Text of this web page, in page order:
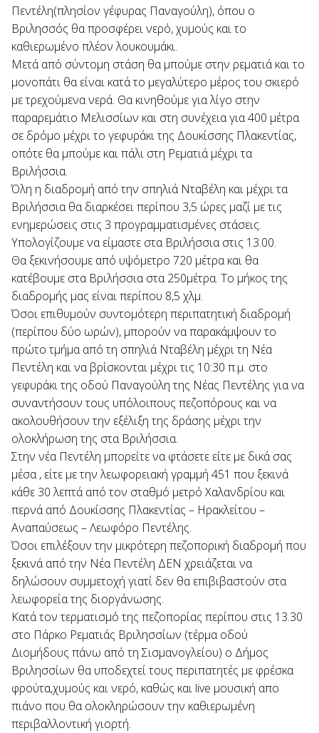
Πεντέλη(πλησίον γέφυρας Παναγούλη), όπου ο
Βριλησσός θα προσφέρει νερό, χυμούς και το
καθιερωμένο πλέον λουκουμάκι.
Μετά από σύντομη στάση θα μπούμε στην ρεματιά και το
μονοπάτι θα είναι κατά το μεγαλύτερο μέρος του σκιερό
με τρεχούμενα νερά. Θα κινηθούμε για λίγο στην
παραρεμάτιο Μελισσίων και στη συνέχεια για 400 μέτρα
σε δρόμο μέχρι το γεφυράκι της Δουκίσσης Πλακεντίας,
οπότε θα μπούμε και πάλι στη Ρεματιά μέχρι τα
Βριλήσσια.
Όλη η διαδρομή από την σπηλιά Νταβέλη και μέχρι τα
Βριλήσσια θα διαρκέσει περίπου 3,5 ώρες μαζί με τις
ενημερώσεις στις 3 προγραμματισμένες στάσεις.
Υπολογίζουμε να είμαστε στα Βριλήσσια στις 13.00.
Θα ξεκινήσουμε από υψόμετρο 720 μέτρα και θα
κατέβουμε στα Βριλήσσια στα 250μέτρα. Το μήκος της
διαδρομής μας είναι περίπου 8,5 χλμ.
Όσοι επιθυμούν συντομότερη περιπατητική διαδρομή
(περίπου δύο ωρών), μπορούν να παρακάμψουν το
πρώτο τμήμα από τη σπηλιά Νταβέλη μέχρι τη Νέα
Πεντέλη και να βρίσκονται μέχρι τις 10:30 π.μ. στο
γεφυράκι της οδού Παναγούλη της Νέας Πεντέλης για να
συναντήσουν τους υπόλοιπους πεζοπόρους και να
ακολουθήσουν την εξέλιξη της δράσης μέχρι την
ολοκλήρωση της στα Βριλήσσια.
Στην νέα Πεντέλη μπορείτε να φτάσετε είτε με δικά σας
μέσα , είτε με την λεωφορειακή γραμμή 451 που ξεκινά
κάθε 30 λεπτά από τον σταθμό μετρό Χαλανδρίου και
περνά από Δουκίσσης Πλακεντίας – Ηρακλείτου –
Αναπαύσεως – Λεωφόρο Πεντέλης.
Όσοι επιλέξουν την μικρότερη πεζοπορική διαδρομή που
ξεκινά από την Νέα Πεντέλη ΔΕΝ χρειάζεται να
δηλώσουν συμμετοχή γιατί δεν θα επιβιβαστούν στα
λεωφορεία της διοργάνωσης.
Κατά τον τερματισμό της πεζοπορίας περίπου στις 13.30
στο Πάρκο Ρεματιάς Βριλησσίων (τέρμα οδού
Διομήδους πάνω από τη Σισμανογλείου) ο Δήμος
Βριλησσίων θα υποδεχτεί τους περιπατητές με φρέσκα
φρούτα,χυμούς και νερό, καθώς και live μουσική απο
πιάνο που θα ολοκληρώσουν την καθιερωμένη
περιβαλλοντική γιορτή.